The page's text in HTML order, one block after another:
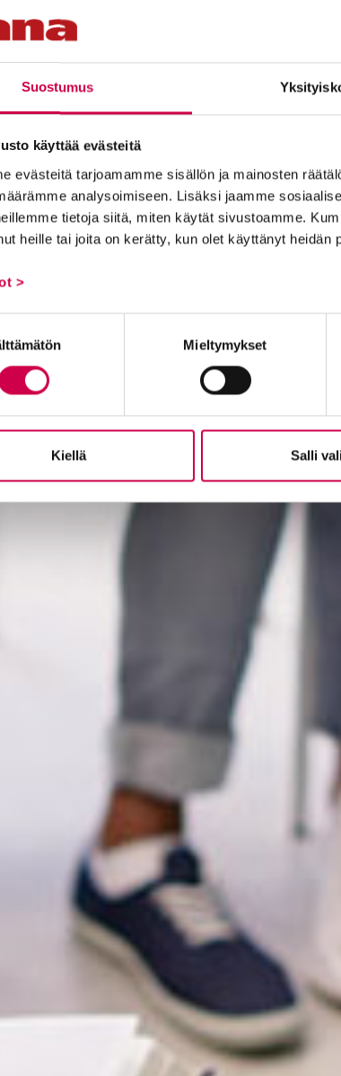
Suostumus
käyttää evästeitä
evästeitä tarjoamamme sisällön ja mainosten
analysoimiseen. Lisäksi jaamme
tietoja siitä, miten käytät sivustoamme.
heille tai joita on kerätty, kun olet käyttänyt heidän
>
Mieltymykset
Kiellä Salli